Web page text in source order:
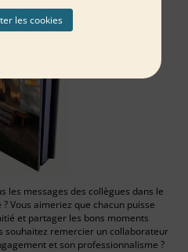
les messages des collègues dans le
Vous aimeriez que chacun puisse
et partager les bons moments
souhaitez remercier un collaborateur
et son professionnalisme ?
les cookies